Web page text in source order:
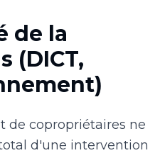
de la
(DICT,
de copropriétaires ne
d'une intervention